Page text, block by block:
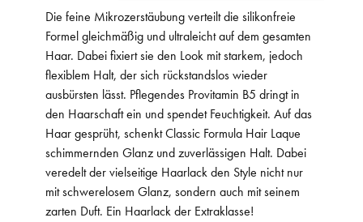
Die feine Mikrozerstäubung verteilt die silikonfreie
Formel gleichmäßig und ultraleicht auf dem gesamten
Haar. Dabei fixiert sie den Look mit starkem, jedoch
flexiblem Halt, der sich rückstandslos wieder
ausbürsten lässt. Pflegendes Provitamin B5 dringt in
den Haarschaft ein und spendet Feuchtigkeit. Auf das
Haar gesprüht, schenkt Classic Formula Hair Laque
schimmernden Glanz und zuverlässigen Halt. Dabei
veredelt der vielseitige Haarlack den Style nicht nur
mit schwerelosem Glanz, sondern auch mit seinem
zarten Duft. Ein Haarlack der Extraklasse!